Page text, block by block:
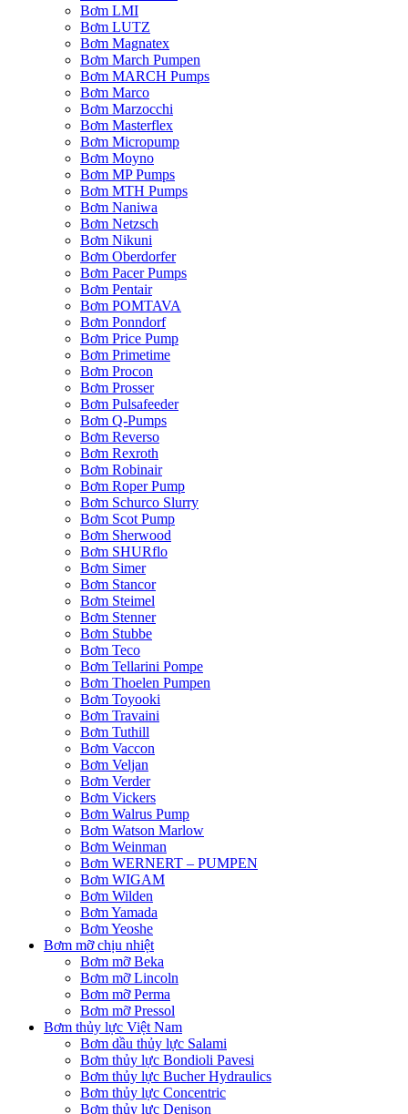
Bơm LMI
Bơm LUTZ
Bơm Magnatex
Bơm March Pumpen
Bơm MARCH Pumps
Bơm Marco
Bơm Marzocchi
Bơm Masterflex
Bơm Micropump
Bơm Moyno
Bơm MP Pumps
Bơm MTH Pumps
Bơm Naniwa
Bơm Netzsch
Bơm Nikuni
Bơm Oberdorfer
Bơm Pacer Pumps
Bơm Pentair
Bơm POMTAVA
Bơm Ponndorf
Bơm Price Pump
Bơm Primetime
Bơm Procon
Bơm Prosser
Bơm Pulsafeeder
Bơm Q-Pumps
Bơm Reverso
Bơm Rexroth
Bơm Robinair
Bơm Roper Pump
Bơm Schurco Slurry
Bơm Scot Pump
Bơm Sherwood
Bơm SHURflo
Bơm Simer
Bơm Stancor
Bơm Steimel
Bơm Stenner
Bơm Stubbe
Bơm Teco
Bơm Tellarini Pompe
Bơm Thoelen Pumpen
Bơm Toyooki
Bơm Travaini
Bơm Tuthill
Bơm Vaccon
Bơm Veljan
Bơm Verder
Bơm Vickers
Bơm Walrus Pump
Bơm Watson Marlow
Bơm Weinman
Bơm WERNERT – PUMPEN
Bơm WIGAM
Bơm Wilden
Bơm Yamada
Bơm Yeoshe
Bơm mỡ chịu nhiệt
Bơm mỡ Beka
Bơm mỡ Lincoln
Bơm mỡ Perma
Bơm mỡ Pressol
Bơm thủy lực Việt Nam
Bơm dầu thủy lực Salami
Bơm thủy lực Bondioli Pavesi
Bơm thủy lực Bucher Hydraulics
Bơm thủy lực Concentric
Bơm thủy lực Denison